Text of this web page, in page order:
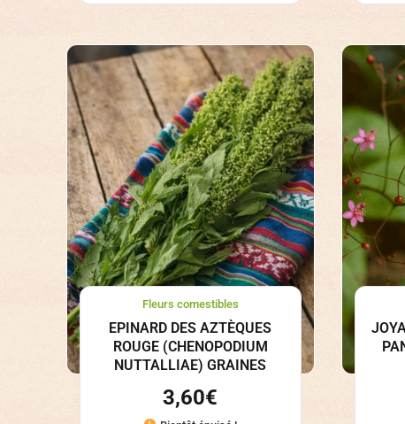
Fleurs comestibles
EPINARD DES AZTÈQUES
ROUGE (CHENOPODIUM
NUTTALLIAE) GRAINES
3,60€